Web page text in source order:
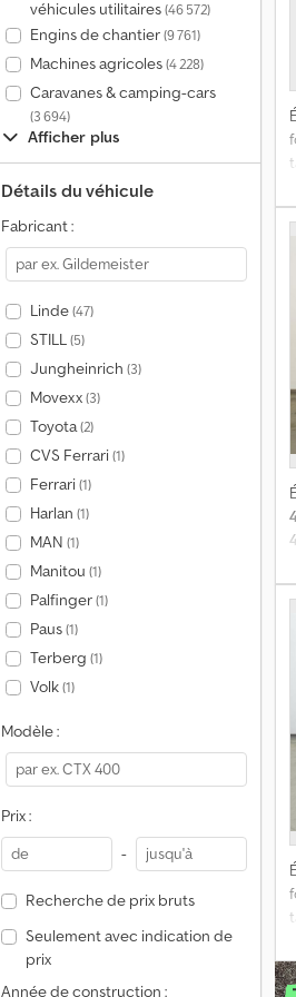
véhicules utilitaires(46 572)
Engins de chantier(9 761)
Machines agricoles(4 228)
Caravanes & camping-cars
(3 694)
Afficher plus
Détails du véhicule
Fabricant :
Linde(47)
STILL(5)
Jungheinrich (3)
Movexx(3)
Toyota(2)
CVS Ferrari(1)
Ferrari(1)
Harlan (1)
MAN (1)
Manitou (1)
Palfinger(1)
Paus(1)
Terberg (1)
Volk(1)
Modèle :
Prix :
-
Recherche de prix bruts
Seulement avec indication de
prix
Année de construction :